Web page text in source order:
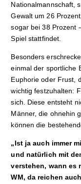
Nationalmannschaft,
Gewalt um 26
sogar bei 38 Prozent
Spiel stattfindet.
Besonders
einmal der sportliche
Euphorie oder Frust,
wichtig festzuhalten:
sich. Diese entsteht
Männer, die ohnehin
können die
„Ist ja auch immer
und natürlich mit
verstehen, wann es
WM, da reichen